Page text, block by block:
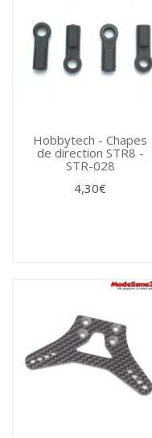
Hobbytech - Chapes
de direction STR8 -
STR-028
4,30€